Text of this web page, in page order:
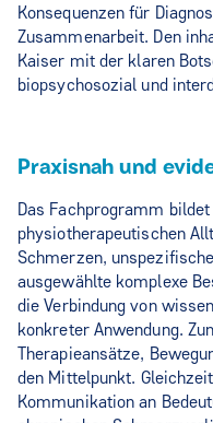
Konsequenzen für
Zusammenarbeit. Den
Kaiser mit der klaren
biopsychosozial und
Praxisnah und
Das Fachprogramm
physiotherapeutischen
Schmerzen,
ausgewählte komplexe
die Verbindung von
konkreter Anwendung.
Therapieansätze,
den Mittelpunkt.
Kommunikation an